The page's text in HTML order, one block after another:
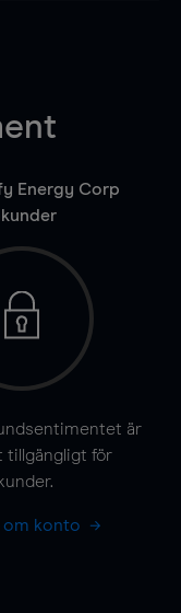
Energy Corp
är
tillgängligt för
om konto